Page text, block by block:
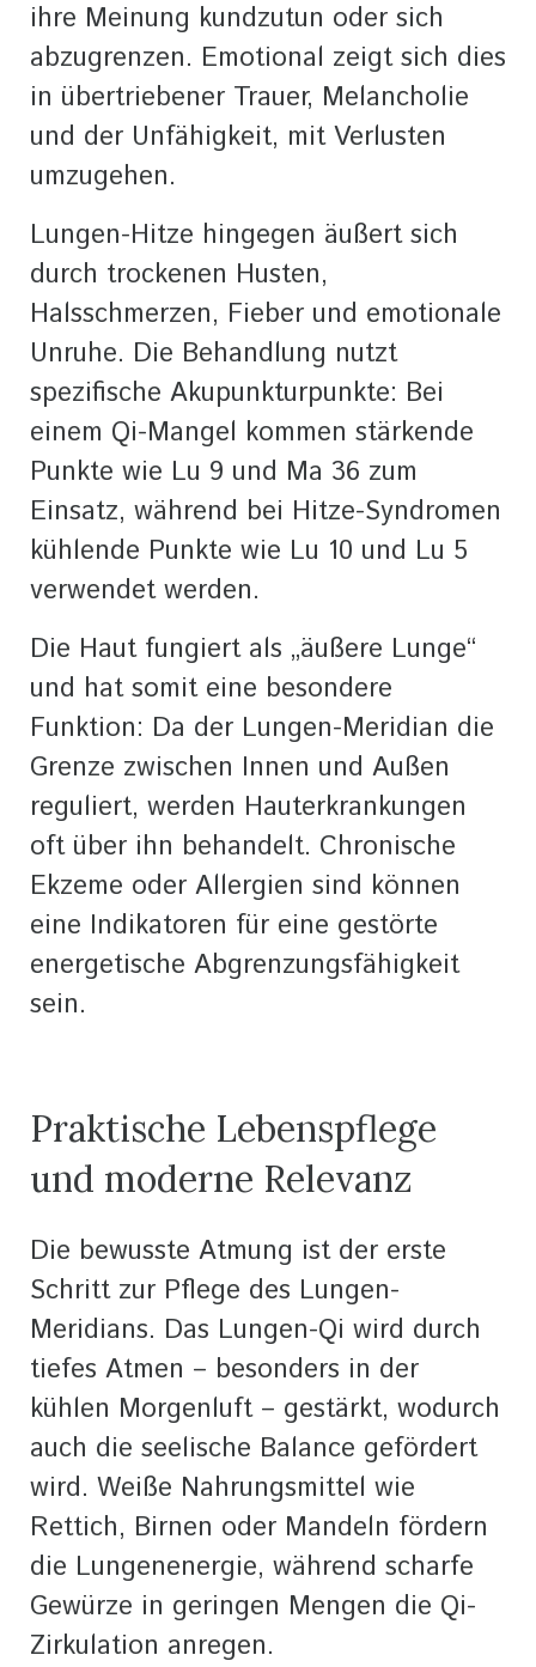
ihre Meinung kundzutun oder sich
abzugrenzen. Emotional zeigt sich dies
in übertriebener Trauer, Melancholie
und der Unfähigkeit, mit Verlusten
umzugehen.
Lungen-Hitze hingegen äußert sich
durch trockenen Husten,
Halsschmerzen, Fieber und emotionale
Unruhe. Die Behandlung nutzt
spezifische Akupunkturpunkte: Bei
einem Qi-Mangel kommen stärkende
Punkte wie Lu 9 und Ma 36 zum
Einsatz, während bei Hitze-Syndromen
kühlende Punkte wie Lu 10 und Lu 5
verwendet werden.
Die Haut fungiert als „äußere Lunge“
und hat somit eine besondere
Funktion: Da der Lungen-Meridian die
Grenze zwischen Innen und Außen
reguliert, werden Hauterkrankungen
oft über ihn behandelt. Chronische
Ekzeme oder Allergien sind können
eine Indikatoren für eine gestörte
energetische Abgrenzungsfähigkeit
sein.
Praktische Lebenspflege
und moderne Relevanz
Die bewusste Atmung ist der erste
Schritt zur Pflege des Lungen-
Meridians. Das Lungen-Qi wird durch
tiefes Atmen – besonders in der
kühlen Morgenluft – gestärkt, wodurch
auch die seelische Balance gefördert
wird. Weiße Nahrungsmittel wie
Rettich, Birnen oder Mandeln fördern
die Lungenenergie, während scharfe
Gewürze in geringen Mengen die Qi-
Zirkulation anregen.